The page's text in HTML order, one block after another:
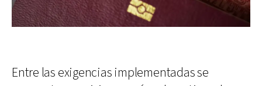
Entre las exigencias implementadas se